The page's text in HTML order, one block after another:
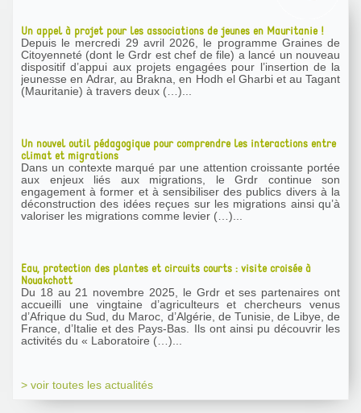
Un appel à projet pour les associations de jeunes en Mauritanie !
Depuis le mercredi 29 avril 2026, le programme Graines de
Citoyenneté (dont le Grdr est chef de file) a lancé un nouveau
dispositif d’appui aux projets engagées pour l’insertion de la
jeunesse en Adrar, au Brakna, en Hodh el Gharbi et au Tagant
(Mauritanie) à travers deux (…)...
Un nouvel outil pédagogique pour comprendre les interactions entre
climat et migrations
Dans un contexte marqué par une attention croissante portée
aux enjeux liés aux migrations, le Grdr continue son
engagement à former et à sensibiliser des publics divers à la
déconstruction des idées reçues sur les migrations ainsi qu’à
valoriser les migrations comme levier (…)...
Eau, protection des plantes et circuits courts : visite croisée à
Nouakchott
Du 18 au 21 novembre 2025, le Grdr et ses partenaires ont
accueilli une vingtaine d’agriculteurs et chercheurs venus
d’Afrique du Sud, du Maroc, d’Algérie, de Tunisie, de Libye, de
France, d’Italie et des Pays-Bas. Ils ont ainsi pu découvrir les
activités du « Laboratoire (…)...
> voir toutes les actualités